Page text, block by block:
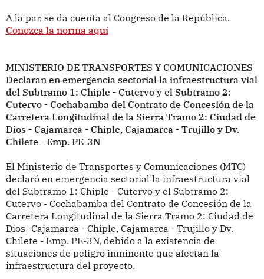
A la par, se da cuenta al Congreso de la República.
Conozca la norma aquí
MINISTERIO DE TRANSPORTES Y COMUNICACIONES
Declaran en emergencia sectorial la infraestructura vial
del Subtramo 1: Chiple - Cutervo y el Subtramo 2:
Cutervo - Cochabamba del Contrato de Concesión de la
Carretera Longitudinal de la Sierra Tramo 2: Ciudad de
Dios - Cajamarca - Chiple, Cajamarca - Trujillo y Dv.
Chilete - Emp. PE-3N
El Ministerio de Transportes y Comunicaciones (MTC)
declaró en emergencia sectorial la infraestructura vial
del Subtramo 1: Chiple - Cutervo y el Subtramo 2:
Cutervo - Cochabamba del Contrato de Concesión de la
Carretera Longitudinal de la Sierra Tramo 2: Ciudad de
Dios -Cajamarca - Chiple, Cajamarca - Trujillo y Dv.
Chilete - Emp. PE-3N, debido a la existencia de
situaciones de peligro inminente que afectan la
infraestructura del proyecto.